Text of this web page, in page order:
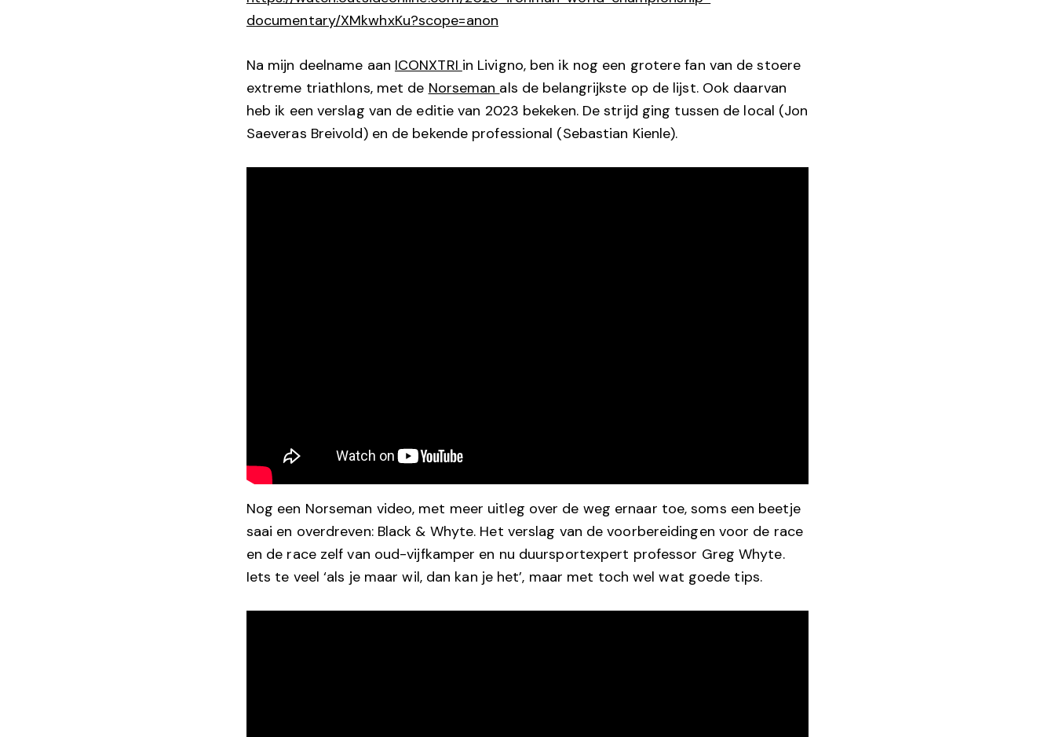
documentary/XMkwhxKu?scope=anon
Na mijn deelname aan ICONXTRI in Livigno, ben ik nog een grotere fan van de stoere
extreme triathlons, met de Norseman als de belangrijkste op de lijst. Ook daarvan
heb ik een verslag van de editie van 2023 bekeken. De strijd ging tussen de local (Jon
Saeveras Breivold) en de bekende professional (Sebastian Kienle).
Nog een Norseman video, met meer uitleg over de weg ernaar toe, soms een beetje
saai en overdreven: Black & Whyte. Het verslag van de voorbereidingen voor de race
en de race zelf van oud-vijfkamper en nu duursportexpert professor Greg Whyte.
Iets te veel ‘als je maar wil, dan kan je het’, maar met toch wel wat goede tips.